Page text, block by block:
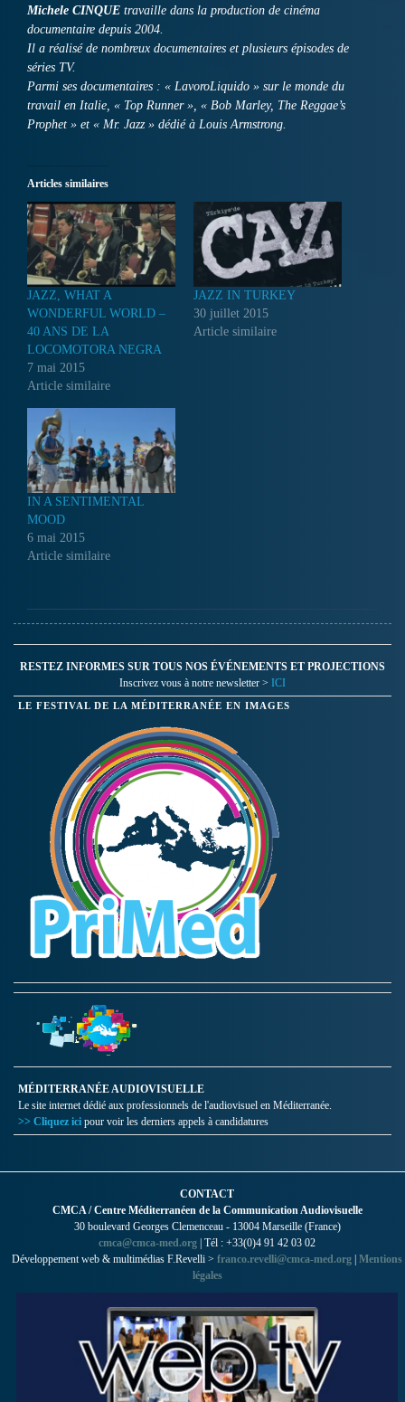
Michele CINQUE travaille dans la production de cinéma
documentaire depuis 2004.
Il a réalisé de nombreux documentaires et plusieurs épisodes de
séries TV.
Parmi ses documentaires : « LavoroLiquido » sur le monde du
travail en Italie, « Top Runner », « Bob Marley, The Reggae’s
Prophet » et « Mr. Jazz » dédié à Louis Armstrong.
Articles similaires
JAZZ, WHAT A
WONDERFUL WORLD –
40 ANS DE LA
LOCOMOTORA NEGRA
7 mai 2015
Article similaire
JAZZ IN TURKEY
30 juillet 2015
Article similaire
IN A SENTIMENTAL
MOOD
6 mai 2015
Article similaire
RESTEZ INFORMES SUR TOUS NOS ÉVÉNEMENTS ET PROJECTIONS
Inscrivez vous à notre newsletter > ICI
LE FESTIVAL DE LA MÉDITERRANÉE EN IMAGES
MÉDITERRANÉE AUDIOVISUELLE
Le site internet dédié aux professionnels de l'audiovisuel en Méditerranée.
>> Cliquez ici pour voir les derniers appels à candidatures
CONTACT
CMCA / Centre Méditerranéen de la Communication Audiovisuelle
30 boulevard Georges Clemenceau - 13004 Marseille (France)
cmca@cmca-med.org | Tél : +33(0)4 91 42 03 02
Développement web & multimédias F.Revelli > franco.revelli@cmca-med.org | Mentions
légales